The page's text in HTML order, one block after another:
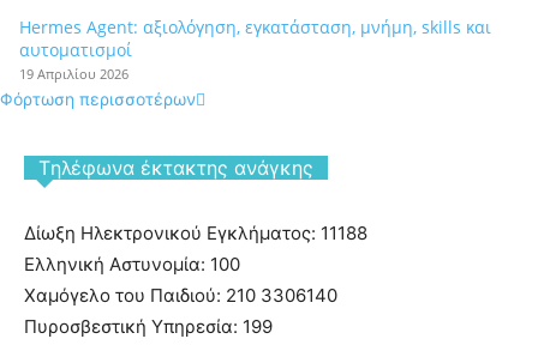
Hermes Agent: αξιολόγηση, εγκατάσταση, μνήμη, skills και
αυτοματισμοί
19 Απριλίου 2026
Φόρτωση περισσοτέρων
Tηλέφωνα έκτακτης ανάγκης
Δίωξη Ηλεκτρονικού Εγκλήματος: 11188
Ελληνική Αστυνομία: 100
Χαμόγελο του Παιδιού: 210 3306140
Πυροσβεστική Υπηρεσία: 199